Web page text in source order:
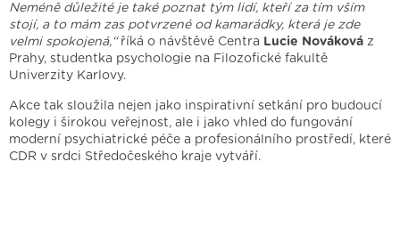
Neméně důležité je také poznat tým lidí, kteří za tím vším
stojí, a to mám zas potvrzené od kamarádky, která je zde
velmi spokojená,“říká o návštěvě Centra Lucie Nováková z
Prahy, studentka psychologie na Filozofické fakultě
Univerzity Karlovy.
Akce tak sloužila nejen jako inspirativní setkání pro budoucí
kolegy i širokou veřejnost, ale i jako vhled do fungování
moderní psychiatrické péče a profesionálního prostředí, které
CDR v srdci Středočeského kraje vytváří.